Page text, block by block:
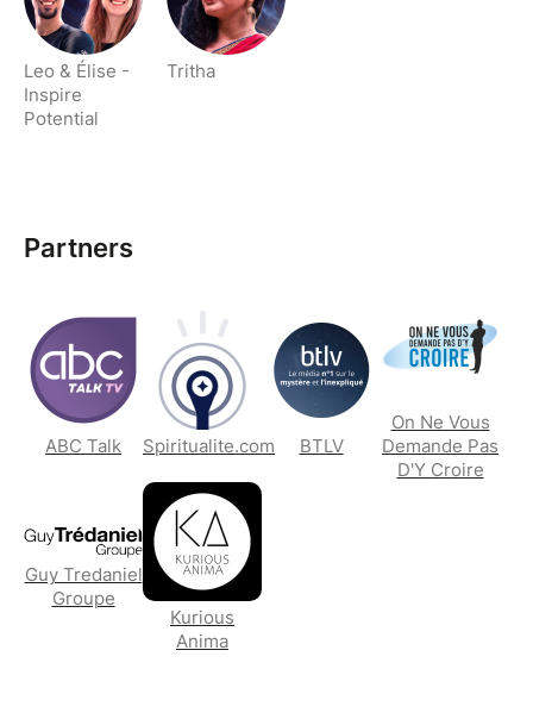
musicale".
Leo & Élise -
Inspire
Potential
Tritha
Partners
ABC Talk Spiritualite.com BTLV
On Ne Vous
Demande Pas
D'Y Croire
Guy Tredaniel
Groupe
Kurious
Anima